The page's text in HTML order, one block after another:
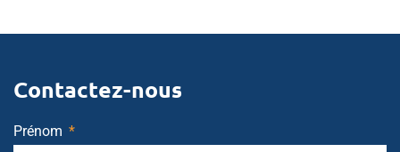
Contactez-nous
Prénom